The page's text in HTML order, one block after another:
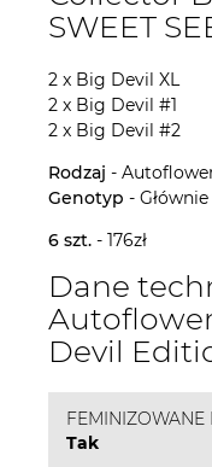
SWEET
2 x Big Devil XL
2 x Big Devil #1
2 x Big Devil #2
Rodzaj -
Genotyp -
6 szt. - 176zł
Dane
Devil
FEMINIZOWANE
Tak